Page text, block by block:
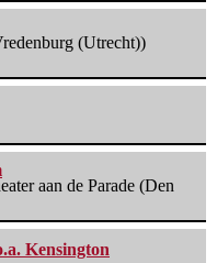
(Utrecht))
aan de Parade (Den
Kensington